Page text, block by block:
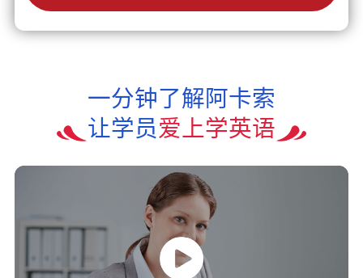
一分钟了解阿卡索
让学员爱上学英语